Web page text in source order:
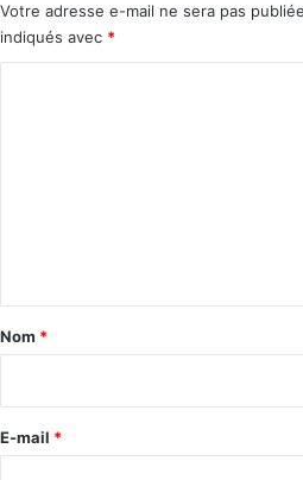
Votre adresse e-mail ne sera pas
indiqués avec *
a
e
Nom *
E-mail *